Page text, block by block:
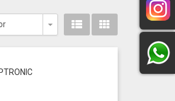
Toggle Dropdown